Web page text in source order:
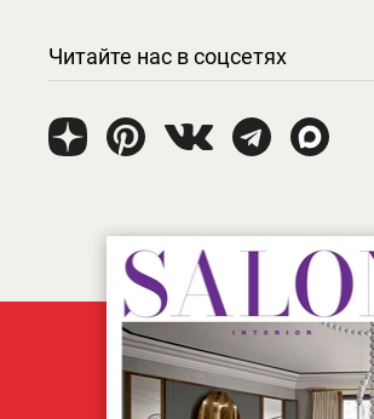
Читайте нас в соцсетях